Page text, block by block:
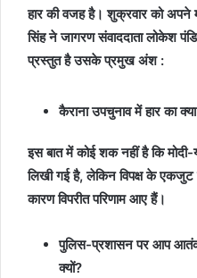
हार की वजह है। शुक्रवार को अपने
सिंह ने जागरण संवाददाता लोकेश
प्रस्तुत है उसके प्रमुख अंश :
कैराना उपचुनाव में हार का
इस बात में कोई शक नहीं है कि मोदी-
लिखी गई है, लेकिन विपक्ष के
कारण विपरीत परिणाम आए हैं।
पुलिस-प्रशासन पर आप आतंक
क्यों?